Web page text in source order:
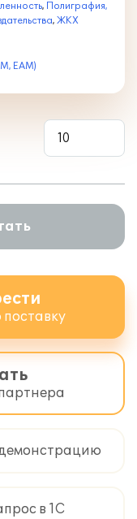
, Полиграфия,
, ЖКХ
EAM)
в 1С